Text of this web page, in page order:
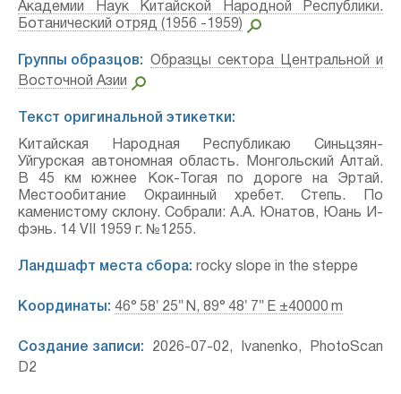
Академии Наук Китайской Народной Республики.
Ботанический отряд (1956 -1959)
Группы образцов:
Образцы сектора Центральной и
Восточной Азии
Текст оригинальной этикетки:
Китайская Народная Республикаю Синьцзян-
Уйгурская автономная область. Монгольский Алтай.
В 45 км южнее Кок-Тогая по дороге на Эртай.
Местообитание Окраинный хребет. Степь. По
каменистому склону. Собрали: А.А. Юнатов, Юань И-
фэнь. 14 VII 1959 г. №1255.
Ландшафт места сбора: rocky slope in the steppe
Координаты: 46° 58′ 25″ N, 89° 48′ 7″ E ±40000 m
Создание записи: 2026-07-02, Ivanenko, PhotoScan
D2